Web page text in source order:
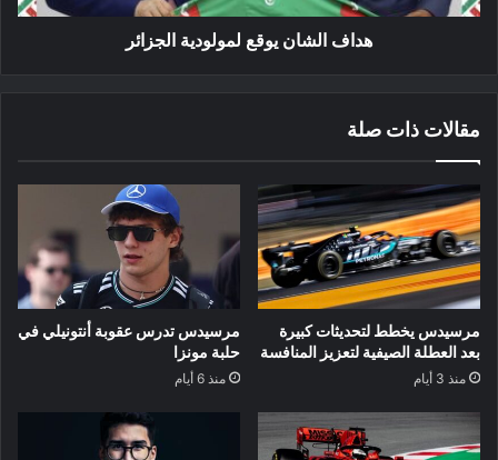
هداف الشان يوقع لمولودية الجزائر
مقالات ذات صلة
مرسيدس يخطط لتحديثات كبيرة
بعد العطلة الصيفية لتعزيز المنافسة
منذ 3 أيام
مرسيدس تدرس عقوبة أنتونيلي في
حلبة مونزا
منذ 6 أيام